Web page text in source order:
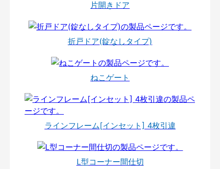
片開きドア
折戸ドア(錠なしタイプ)
ねこゲート
ラインフレーム[インセット] 4枚引違
L型コーナー間仕切